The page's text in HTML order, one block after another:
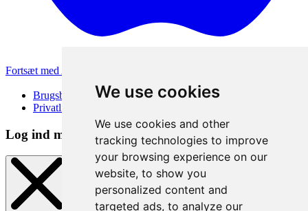
We use cookies
We use cookies and other
tracking technologies to improve
your browsing experience on our
website, to show you
personalized content and
targeted ads, to analyze our
Fortsæt med Apple
Brugsbetingelser
Privatlivspolitik
Log ind metode